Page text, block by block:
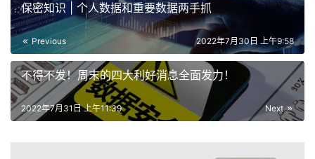
保密知识 | 个人数据和重要数据两手抓
Previous 2022年7月30日 上午9:58
不得不发！周末的四大利好消息全面发力！
Next
2022年7月31日 上午11:39